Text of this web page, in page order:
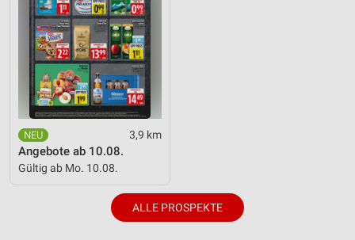
3,9 km
Angebote ab 10.08.
Gültig ab Mo. 10.08.
ALLE PROSPEKTE